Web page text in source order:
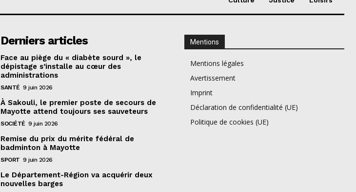
Derniers articles
Face au piège du « diabète sourd », le
dépistage s’installe au cœur des
administrations
SANTÉ 9 juin 2026
À Sakouli, le premier poste de secours de
Mayotte attend toujours ses sauveteurs
SOCIÉTÉ 9 juin 2026
Remise du prix du mérite fédéral de
badminton à Mayotte
SPORT 9 juin 2026
Le Département-Région va acquérir deux
nouvelles barges
Mentions
Mentions légales
Avertissement
Imprint
Déclaration de confidentialité (UE)
Politique de cookies (UE)